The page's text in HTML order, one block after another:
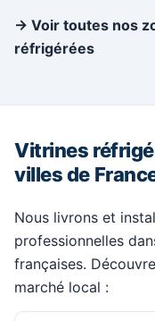
→ Voir toutes nos
réfrigérées
Vitrines
villes de
Nous livrons et
professionnelles
françaises.
marché local :